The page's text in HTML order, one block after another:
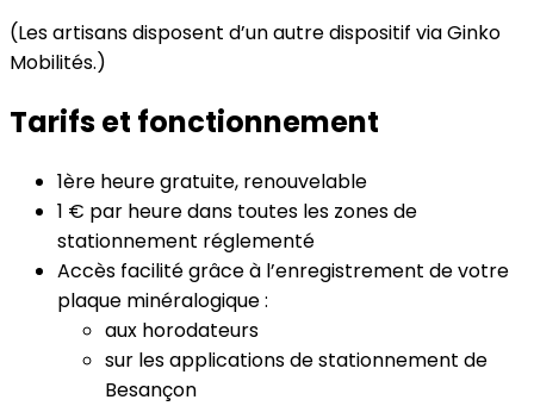
(Les artisans disposent d’un autre dispositif via Ginko
Mobilités.)
Tarifs et fonctionnement
1ère heure gratuite, renouvelable
1 € par heure dans toutes les zones de
stationnement réglementé
Accès facilité grâce à l’enregistrement de votre
plaque minéralogique :
aux horodateurs
sur les applications de stationnement de
Besançon